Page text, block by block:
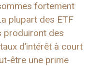
fortement
plupart des ETF
produiront des
d’intérêt à court
être une prime